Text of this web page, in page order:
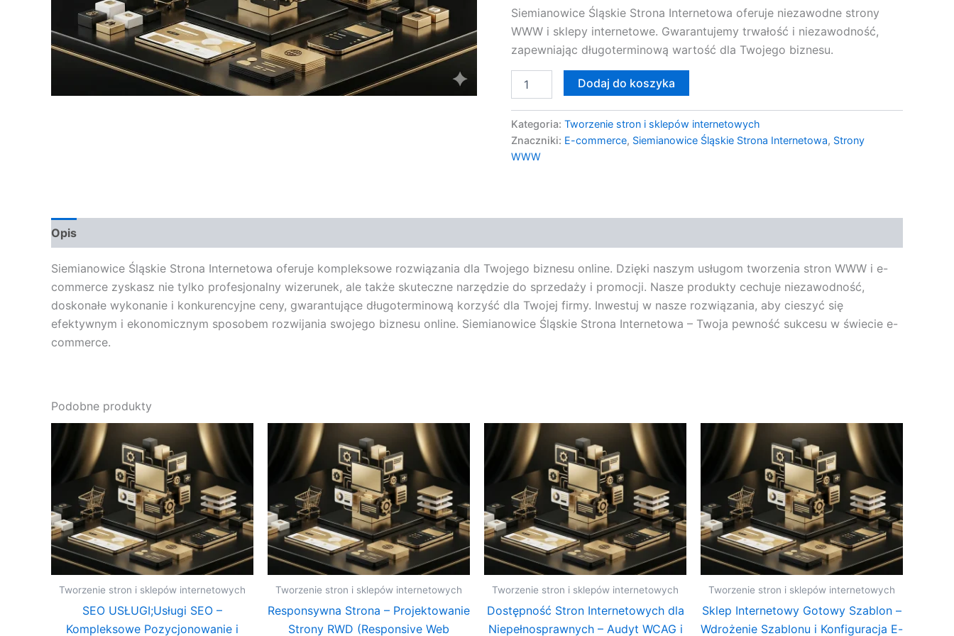
Siemianowice Śląskie Strona Internetowa oferuje niezawodne strony
WWW i sklepy internetowe. Gwarantujemy trwałość i niezawodność,
zapewniając długoterminową wartość dla Twojego biznesu.
commerce
Dodaj do koszyka
Kategoria: Tworzenie stron i sklepów internetowych
Znaczniki: E-commerce, Siemianowice Śląskie Strona Internetowa, Strony
WWW
Opis
Siemianowice Śląskie Strona Internetowa oferuje kompleksowe rozwiązania dla Twojego biznesu online. Dzięki naszym usługom tworzenia stron WWW i e-
commerce zyskasz nie tylko profesjonalny wizerunek, ale także skuteczne narzędzie do sprzedaży i promocji. Nasze produkty cechuje niezawodność,
doskonałe wykonanie i konkurencyjne ceny, gwarantujące długoterminową korzyść dla Twojej firmy. Inwestuj w nasze rozwiązania, aby cieszyć się
efektywnym i ekonomicznym sposobem rozwijania swojego biznesu online. Siemianowice Śląskie Strona Internetowa – Twoja pewność sukcesu w świecie e-
commerce.
Podobne produkty
Tworzenie stron i sklepów internetowych
SEO USŁUGI;Usługi SEO –
Kompleksowe Pozycjonowanie i
Tworzenie stron i sklepów internetowych
Responsywna Strona – Projektowanie
Strony RWD (Responsive Web
Tworzenie stron i sklepów internetowych
Dostępność Stron Internetowych dla
Niepełnosprawnych – Audyt WCAG i
Tworzenie stron i sklepów internetowych
Sklep Internetowy Gotowy Szablon –
Wdrożenie Szablonu i Konfiguracja E-